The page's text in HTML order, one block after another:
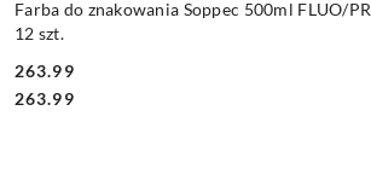
Farba do znakowania Soppec 500ml FLUO/
12 szt.
Cena:
263.99
Cena:
263.99